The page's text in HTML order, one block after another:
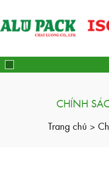
CHÍNH
Trang chủ >